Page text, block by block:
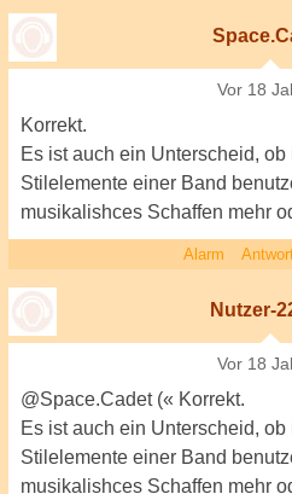
Vor 18
Korrekt.
Es ist auch ein Unterscheid, ob
Stilelemente einer Band
musikalishces Schaffen mehr
Alarm
Nutzer-
Vor 18
@Space.Cadet (« Korrekt.
Es ist auch ein Unterscheid, ob
Stilelemente einer Band
musikalishces Schaffen mehr